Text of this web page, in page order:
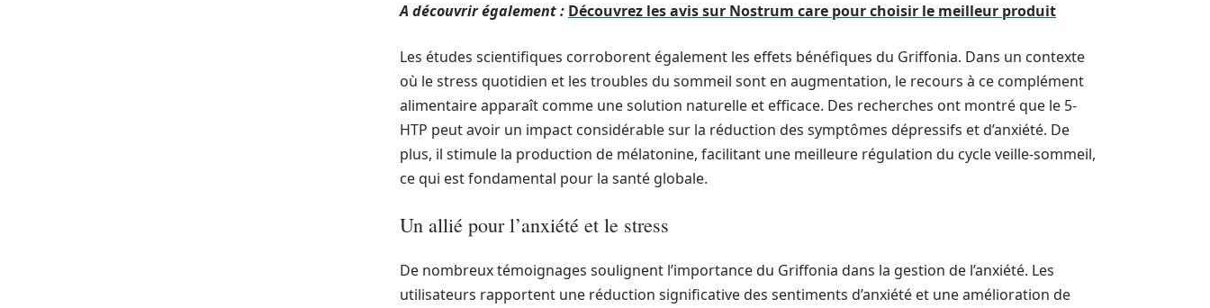
A découvrir également : Découvrez les avis sur Nostrum care pour choisir le meilleur produit
Les études scientifiques corroborent également les effets bénéfiques du Griffonia. Dans un contexte
où le stress quotidien et les troubles du sommeil sont en augmentation, le recours à ce complément
alimentaire apparaît comme une solution naturelle et efficace. Des recherches ont montré que le 5-
HTP peut avoir un impact considérable sur la réduction des symptômes dépressifs et d’anxiété. De
plus, il stimule la production de mélatonine, facilitant une meilleure régulation du cycle veille-sommeil,
ce qui est fondamental pour la santé globale.
Un allié pour l’anxiété et le stress
De nombreux témoignages soulignent l’importance du Griffonia dans la gestion de l’anxiété. Les
utilisateurs rapportent une réduction significative des sentiments d’anxiété et une amélioration de